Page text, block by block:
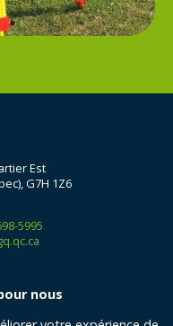
Est
G7H 1Z6
5995
nous